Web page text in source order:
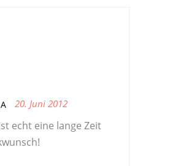
20. Juni 2012
echt eine lange Zeit